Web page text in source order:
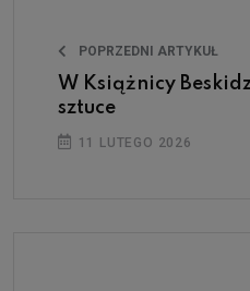
POPRZEDNI ARTYKUŁ
W Książnicy
sztuce
11 LUTEGO 2026